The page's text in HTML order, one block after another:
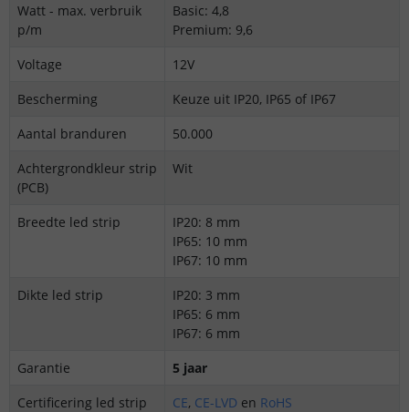
Watt - max. verbruik
p/m
Basic: 4,8
Premium: 9,6
Voltage
12V
Bescherming
Keuze uit IP20, IP65 of IP67
Aantal branduren
50.000
Achtergrondkleur strip
(PCB)
Wit
Breedte led strip
IP20: 8 mm
IP65: 10 mm
IP67: 10 mm
Dikte led strip
IP20: 3 mm
IP65: 6 mm
IP67: 6 mm
Garantie
5 jaar
Certificering led strip
CE, CE-LVD en RoHS